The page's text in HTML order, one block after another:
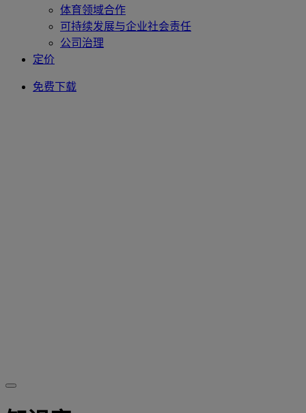
体育领域合作
可持续发展与企业社会责任
公司治理
定价
免费下载